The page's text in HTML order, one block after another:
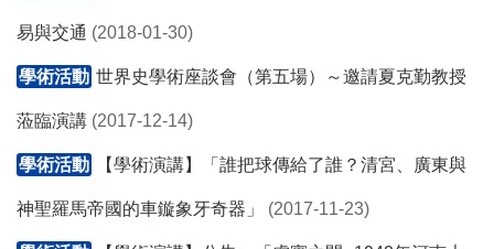
易與交通 (2018-01-30)
學術活動 世界史學術座談會（第五場）～邀請夏克勤教授
蒞臨演講 (2017-12-14)
學術活動 【學術演講】「誰把球傳給了誰？清宮、廣東與
神聖羅馬帝國的車鏇象牙奇器」 (2017-11-23)